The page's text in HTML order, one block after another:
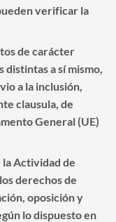
verificar la
de carácter
a sí mismo,
a la inclusión,
clausula, de
General (UE)
Actividad de
derechos de
oposición y
lo dispuesto en